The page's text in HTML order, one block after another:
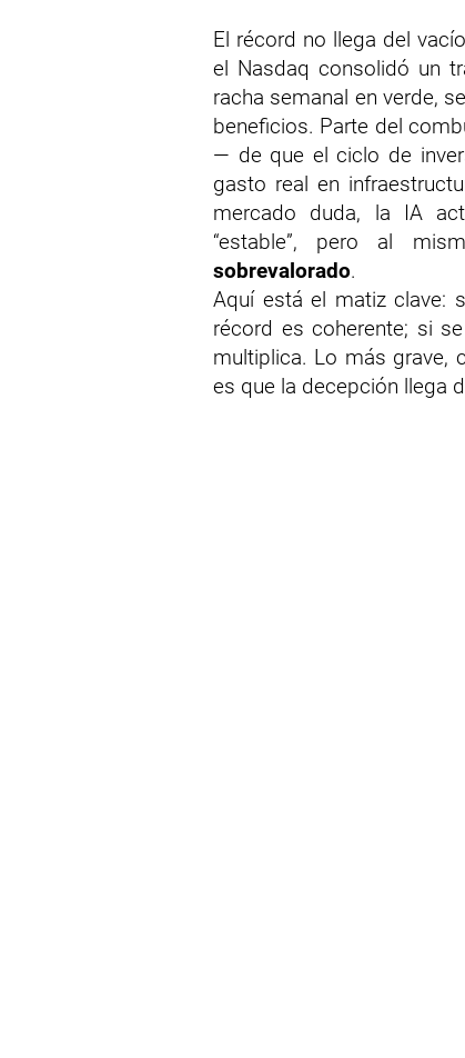
El récord no llega del
el Nasdaq consolidó un
racha semanal en verde,
beneficios. Parte del
— de que el ciclo de
gasto real en
mercado duda, la IA
“estable”, pero al
sobrevalorado.
Aquí está el matiz clave:
récord es coherente; si
multiplica. Lo más grave,
es que la decepción llega